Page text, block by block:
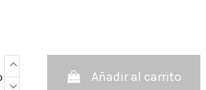
Añadir al carrito